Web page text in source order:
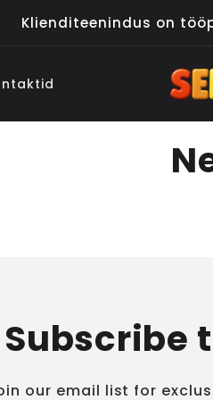
Klienditeenindus on
Subscribe
our email list for